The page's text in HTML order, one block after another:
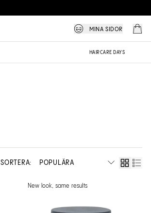
MINA SIDOR
HAIRCARE DAYS
SORTERA:
New look, same results